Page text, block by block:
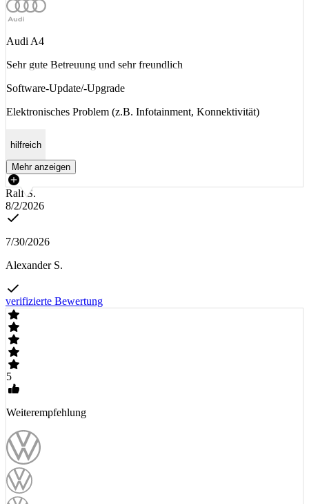
Audi A4
Sehr gute Betreuung und sehr freundlich
Software-Update/-Upgrade
Elektronisches Problem (z.B. Infotainment, Konnektivität)
hilfreich
Mehr anzeigen
Ralf S.
8/2/2026
7/30/2026
Alexander S.
verifizierte Bewertung
5
Weiterempfehlung